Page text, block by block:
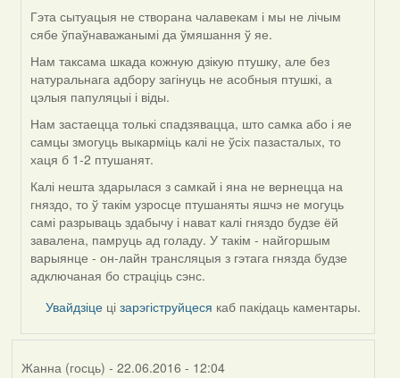
Гэта сытуацыя не створана чалавекам і мы не лічым
сябе ўпаўнаважанымі да ўмяшання ў яе.
Нам таксама шкада кожную дзікую птушку, але без
натуральнага адбору загінуць не асобныя птушкі, а
цэлыя папуляцыі і віды.
Нам застаецца толькі спадзявацца, што самка або і яе
самцы змогуць выкарміць калі не ўсіх пазасталых, то
хаця б 1-2 птушанят.
Калі нешта здарылася з самкай і яна не вернецца на
гняздо, то ў такім узросце птушаняты яшчэ не могуць
самі разрываць здабычу і нават калі гняздо будзе ёй
завалена, памруць ад голаду. У такім - найгоршым
варыянце - он-лайн трансляцыя з гэтага гнязда будзе
адключаная бо страціць сэнс.
Увайдзіце цізарэгіструйцеся каб пакідаць каментары.
Жанна (госць) - 22.06.2016 - 12:04